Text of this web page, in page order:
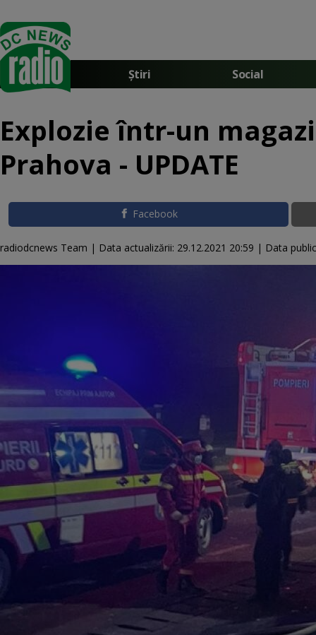
Știri Social
Explozie într-un
Prahova - UPDATE
Facebook
radiodcnews Team | Data actualizării: 29.12.2021 20:59 | Data